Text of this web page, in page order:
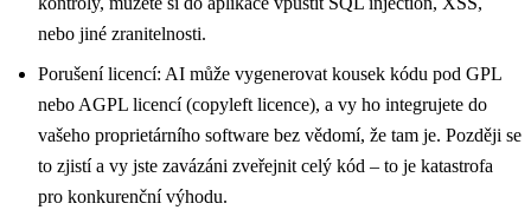
nebo jiné zranitelnosti.
Porušení licencí: AI může vygenerovat kousek kódu pod GPL
nebo AGPL licencí (copyleft licence), a vy ho integrujete do
vašeho proprietárního software bez vědomí, že tam je. Později se
to zjistí a vy jste zavázáni zveřejnit celý kód – to je katastrofa
pro konkurenční výhodu.